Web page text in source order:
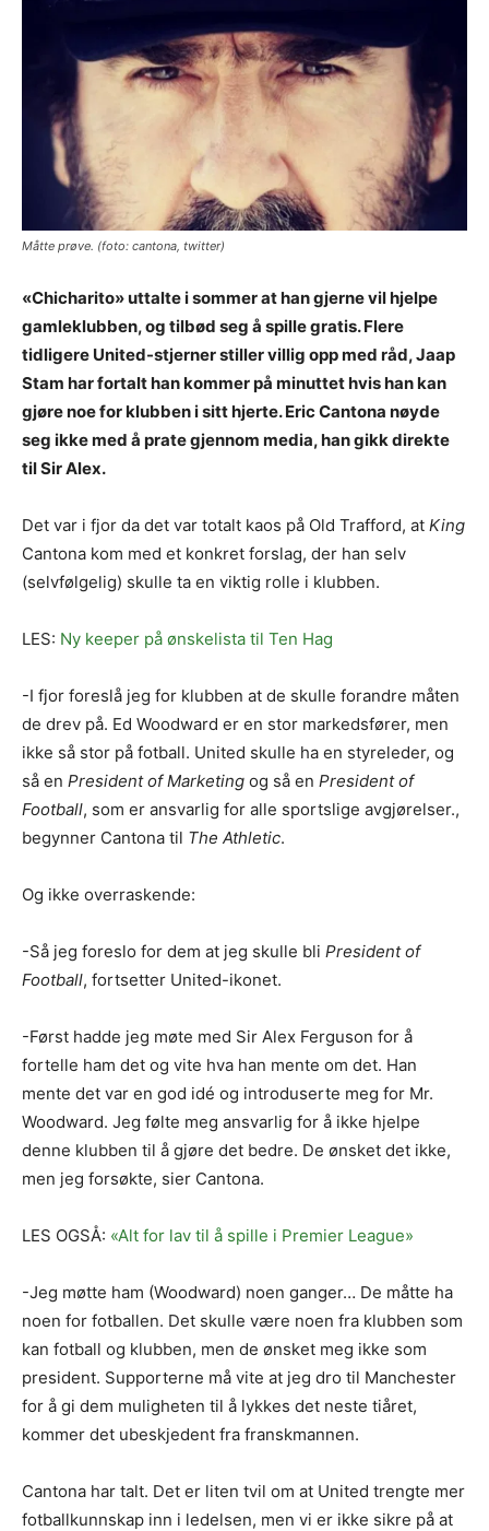
Måtte prøve. (foto: cantona, twitter)
«Chicharito» uttalte i sommer at han gjerne vil hjelpe
gamleklubben, og tilbød seg å spille gratis. Flere
tidligere United-stjerner stiller villig opp med råd, Jaap
Stam har fortalt han kommer på minuttet hvis han kan
gjøre noe for klubben i sitt hjerte. Eric Cantona nøyde
seg ikke med å prate gjennom media, han gikk direkte
til Sir Alex.
Det var i fjor da det var totalt kaos på Old Trafford, at King
Cantona kom med et konkret forslag, der han selv
(selvfølgelig) skulle ta en viktig rolle i klubben.
LES: Ny keeper på ønskelista til Ten Hag
-I fjor foreslå jeg for klubben at de skulle forandre måten
de drev på. Ed Woodward er en stor markedsfører, men
ikke så stor på fotball. United skulle ha en styreleder, og
så en President of Marketing og så en President of
Football, som er ansvarlig for alle sportslige avgjørelser.,
begynner Cantona til The Athletic.
Og ikke overraskende:
-Så jeg foreslo for dem at jeg skulle bli President of
Football, fortsetter United-ikonet.
-Først hadde jeg møte med Sir Alex Ferguson for å
fortelle ham det og vite hva han mente om det. Han
mente det var en god idé og introduserte meg for Mr.
Woodward. Jeg følte meg ansvarlig for å ikke hjelpe
denne klubben til å gjøre det bedre. De ønsket det ikke,
men jeg forsøkte, sier Cantona.
LES OGSÅ: «Alt for lav til å spille i Premier League»
-Jeg møtte ham (Woodward) noen ganger… De måtte ha
noen for fotballen. Det skulle være noen fra klubben som
kan fotball og klubben, men de ønsket meg ikke som
president. Supporterne må vite at jeg dro til Manchester
for å gi dem muligheten til å lykkes det neste tiåret,
kommer det ubeskjedent fra franskmannen.
Cantona har talt. Det er liten tvil om at United trengte mer
fotballkunnskap inn i ledelsen, men vi er ikke sikre på at